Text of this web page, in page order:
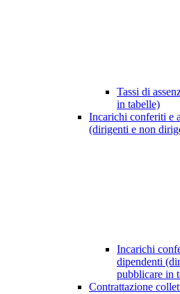
Tassi di
in tabelle)
Incarichi conferiti e
(dirigenti e non
Incarichi
dipendenti
pubblicare in
Contrattazione